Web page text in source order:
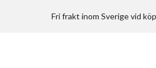
Fri frakt inom Sverige vid